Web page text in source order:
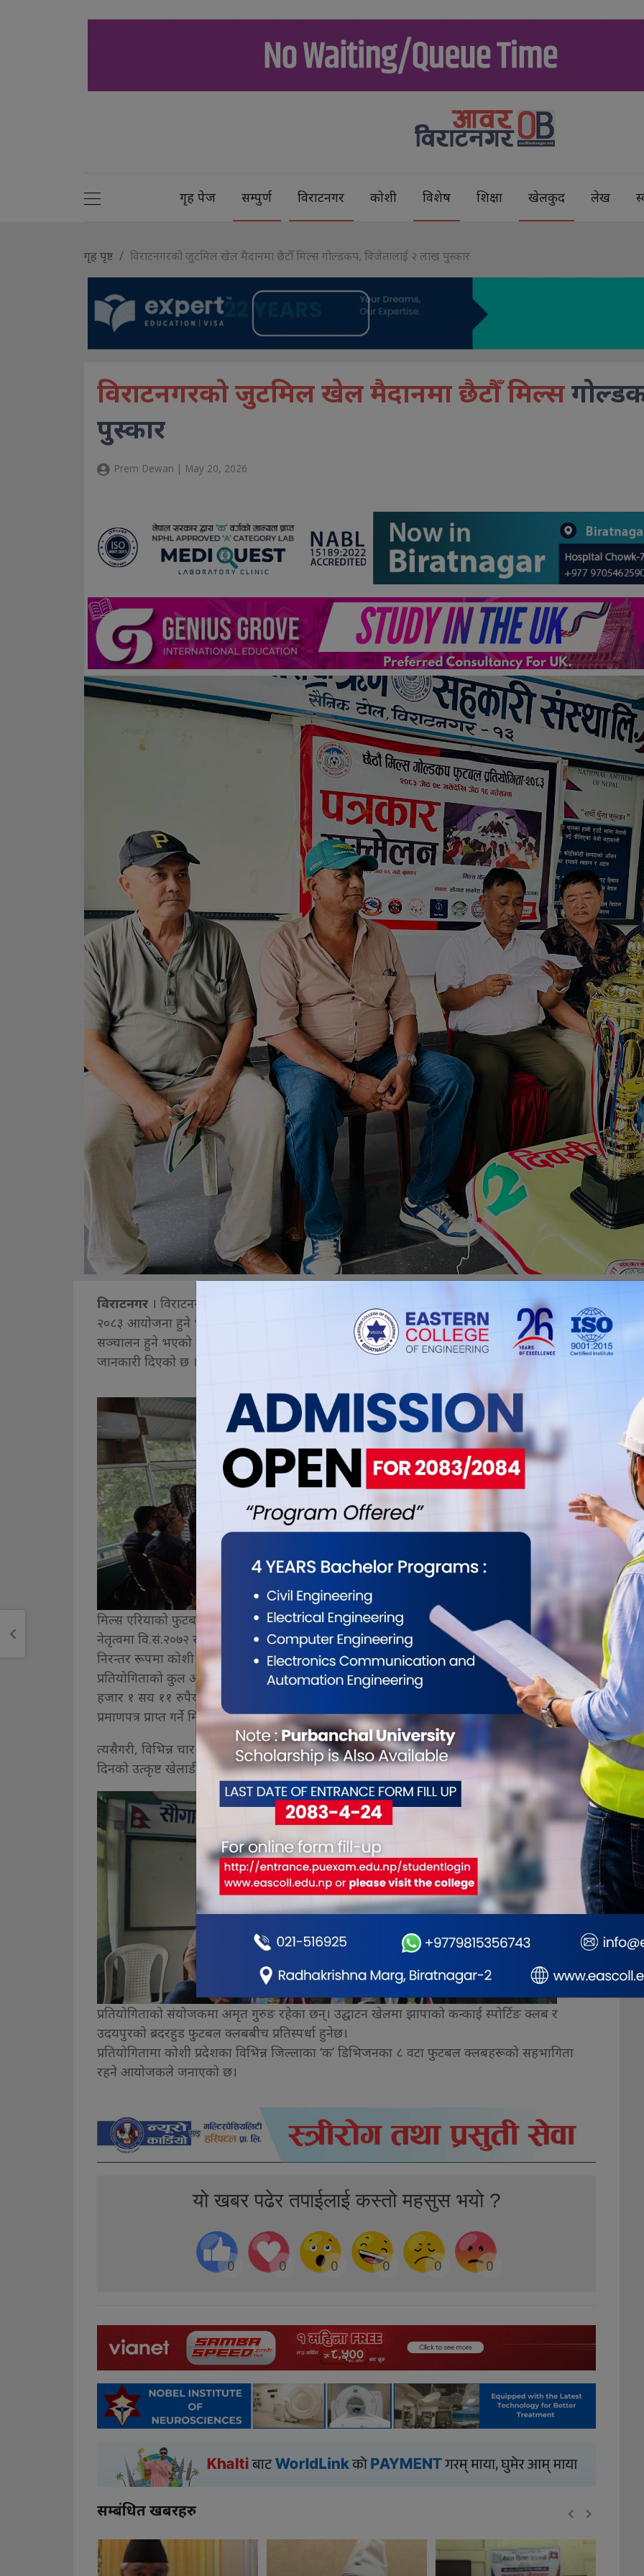
गृह पेज सम्पुर्ण विराटनगर कोशी विशेष शिक्षा खेलकुद लेख
गृह पृष्ट विराटनगरको जुटमिल खेल मैदानमा छैटौँ मिल्स गोल्डकप, विजेतालाई २ लाख पुस्कार
विराटनगरको जुटमिल खेल मैदानमा छैटौँ मिल्स
पुस्कार
Prem Dewan | May 20, 2026
विराटनगर । विराटनगरको जुटमिल खेलमैदानमा छैटौँ संस्करणको मिल्स गोल्डकप फुटबल प्रतियोगिता
२०८३ आयोजना हुने भएको छ । मिल्स गोल्डकप फुटबल ट्रष्टको आयोजनामा जेठ ९ गतेदेखि १६ गतेसम्म
सञ्चालन हुने भएको हो । प्रतियोगिताको तयारीबारे आज आयोजकले विराटनगरमा पत्रकार सम्मेलन गरी
जानकारी दिएको छ ।
मिल्स एरियाको फुटबल खेल र खेलाडीहरूको इतिहासलाई जगेर्ना गर्ने उद्देश्यसहित अग्रज पूर्व खेलाडीहरूको
नेतृत्वमा वि.सं.२०७२ सालमा क्लब स्थापना गरिएको आयोजकले जनाएको छ । क्लबले २०७७ सालदेखि
निरन्तर रूपमा कोशी प्रदेश स्तरीय फुटबल प्रतियोगिता सञ्चालन गर्दै आएको छ।
प्रतियोगिताको कुल अनुमानित लागत १० लाख रुपैयाँ रहेको छ। प्रतियोगिताको विजेताले नगद २ लाख १
हजार १ सय ११ रुपैयाँ प्राप्त गर्नेछ भने उपविजेताले १ लाख १ हजार १ सय ११ रुपैयाँसहित ट्रफी, मेडल र
प्रमाणपत्र प्राप्त गर्ने मिल्स गोल्डकपका अध्यक्ष विष्णु डंगोलले जानकारी दिए ।
त्यसैगरी, विभिन्न चार विधाका उत्कृष्ट खेलाडीलाई जनही ३ हजार १ सय रुपैयाँ प्रदान गरिनेछ । प्रत्येक
दिनको उत्कृष्ट खेलाडीलाई मेडलसहित ५ सय रुपैयाँ नगद पुरस्कार प्रदान गरिने आयोजकले जनाएको छ।
प्रतियोगिताको संयोजकमा अमृत गुरुङ रहेका छन्। उद्घाटन खेलमा झापाको कन्काई स्पोर्टिङ क्लब र
उदयपुरको ब्रदरहुड फुटबल क्लबबीच प्रतिस्पर्धा हुनेछ।
प्रतियोगितामा कोशी प्रदेशका विभिन्न जिल्लाका ‘क’ डिभिजनका ८ वटा फुटबल क्लबहरूको सहभागिता
रहने आयोजकले जनाएको छ।
यो खबर पढेर तपाईलाई कस्तो महसुस भयो ?
0 0 0 0 0 0
सम्बंधित खबरहरु